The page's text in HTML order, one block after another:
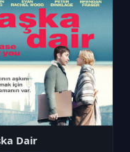
Dair